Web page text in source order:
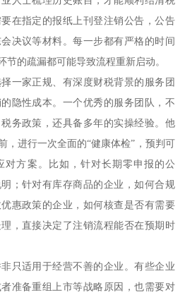
在指定的报纸上刊登注销公告，公告
决议等材料。每一步都有严格的时间
节的疏漏都可能导致流程重新启动。
一家正规、有深度财税背景的服务团
隐性成本。一个优秀的服务团队，不
务政策，还具备多年的实操经验。他
，进行一次全面的“健康体检”，预判可
对方案。比如，针对长期零申报的公
；针对有库存商品的企业，如何合规
惠政策的企业，如何核查是否有需要
，直接决定了注销流程能否在预期时
只适用于经营不善的企业。有些企业
准备重组上市等战略原因，也需要对